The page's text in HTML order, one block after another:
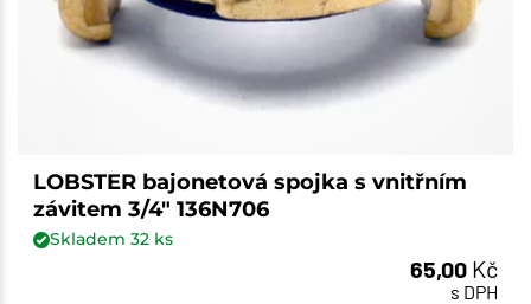
LOBSTER bajonetová spojka s vnitřním
závitem 3/4" 136N706
Skladem 32ks
65,00 Kč
s DPH